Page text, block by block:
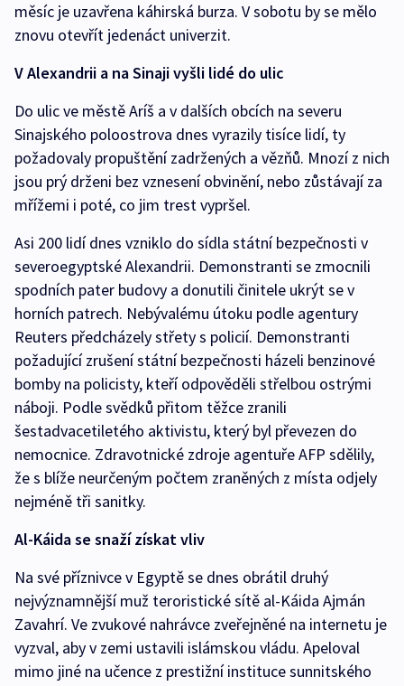
měsíc je uzavřena káhirská burza. V sobotu by se mělo
znovu otevřít jedenáct univerzit.
V Alexandrii a na Sinaji vyšli lidé do ulic
Do ulic ve městě Aríš a v dalších obcích na severu
Sinajského poloostrova dnes vyrazily tisíce lidí, ty
požadovaly propuštění zadržených a vězňů. Mnozí z nich
jsou prý drženi bez vznesení obvinění, nebo zůstávají za
mřížemi i poté, co jim trest vypršel.
Asi 200 lidí dnes vzniklo do sídla státní bezpečnosti v
severoegyptské Alexandrii. Demonstranti se zmocnili
spodních pater budovy a donutili činitele ukrýt se v
horních patrech. Nebývalému útoku podle agentury
Reuters předcházely střety s policií. Demonstranti
požadující zrušení státní bezpečnosti házeli benzinové
bomby na policisty, kteří odpověděli střelbou ostrými
náboji. Podle svědků přitom těžce zranili
šestadvacetiletého aktivistu, který byl převezen do
nemocnice. Zdravotnické zdroje agentuře AFP sdělily,
že s blíže neurčeným počtem zraněných z místa odjely
nejméně tři sanitky.
Al-Káida se snaží získat vliv
Na své příznivce v Egyptě se dnes obrátil druhý
nejvýznamnější muž teroristické sítě al-Káida Ajmán
Zavahrí. Ve zvukové nahrávce zveřejněné na internetu je
vyzval, aby v zemi ustavili islámskou vládu. Apeloval
mimo jiné na učence z prestižní instituce sunnitského